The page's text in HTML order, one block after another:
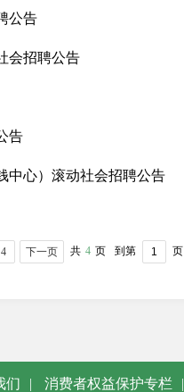
公告
会招聘公告
告
中心）滚动社会招聘公告
4 下一页 共 4 页 到第 页
们 | 消费者权益保护专栏 |